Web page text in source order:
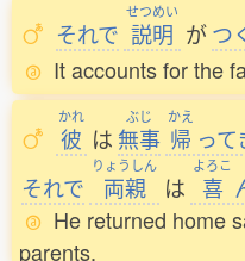
それで
せつめい
説明 がつ
It accounts for the
かれ
彼 は
ぶじ
無事
かえ
帰 っ
それで
りょうしん
両親 は
よろこ
喜
He returned home
parents.